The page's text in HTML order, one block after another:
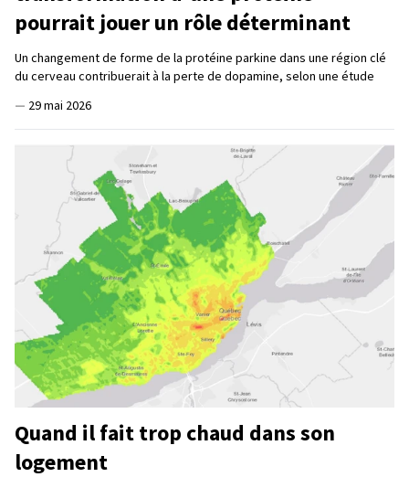
pourrait jouer un rôle déterminant
Un changement de forme de la protéine parkine dans une région clé
du cerveau contribuerait à la perte de dopamine, selon une étude
— 29 mai 2026
Quand il fait trop chaud dans son
logement